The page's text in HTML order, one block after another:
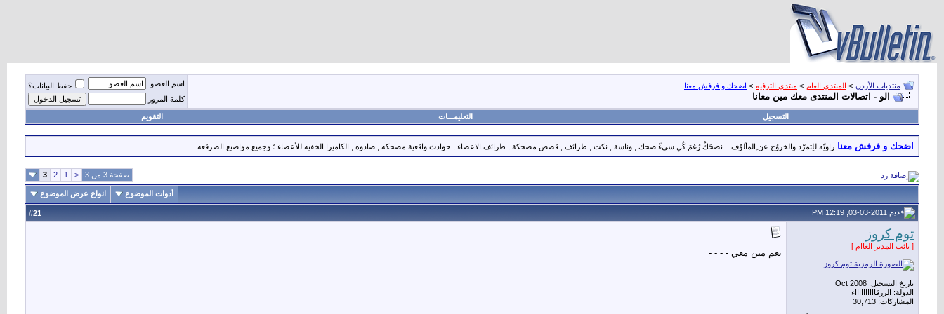
منتديات الأردن > المنتدى العام > منتدى الترفيه > اضحك و فرفش معنا
الو - اتصالات المنتدى معك مين معانا
اسم العضو
حفظ البيانات؟
كلمة المرور
التسجيل التعليمـــات التقويم
اضحك و فرفش معنا زاويّه للِتمرّد والخروُج عن ِالمألوُف .. نضحَكْ رُغمَ كُلِ شيءّ ضحك , وناسة , نكت , طرائف , قصص مضحكة , طرائف الاعضاء , حوادث واقعية مضحكه , صادوه , الكاميرا الخفيه للأعضاء ؛ وجميع مواضيع الصرقعه
صفحة 3 من 3 <
1
2
3
أدوات الموضوع انواع عرض الموضوع
21
توم كروز
[ نائب المدير العاام ]
تاريخ التسجيل: Oct 2008
الدولة: الزرقااااااااااء
المشاركات: 30,713
نعم مين معي - - - -